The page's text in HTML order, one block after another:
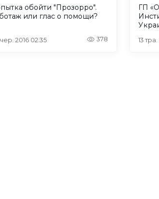
обойти "Прозорро".
или глас о помощи?
2016 02:35 378
ГП
13